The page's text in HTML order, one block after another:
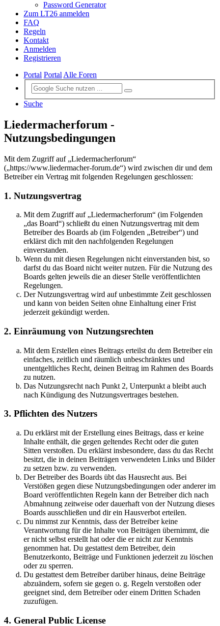
Password Generator
Zum LT26 anmelden
FAQ
Regeln
Kontakt
Anmelden
Registrieren
Portal PortalAlle Foren
Suche
Liedermacherforum -
Nutzungsbedingungen
Mit dem Zugriff auf „Liedermacherforum“
(„https://www.liedermacher-forum.de“) wird zwischen dir und dem
Betreiber ein Vertrag mit folgenden Regelungen geschlossen:
1. Nutzungsvertrag
Mit dem Zugriff auf „Liedermacherforum“ (im Folgenden
„das Board“) schließt du einen Nutzungsvertrag mit dem
Betreiber des Boards ab (im Folgenden „Betreiber“) und
erklärst dich mit den nachfolgenden Regelungen
einverstanden.
Wenn du mit diesen Regelungen nicht einverstanden bist, so
darfst du das Board nicht weiter nutzen. Für die Nutzung des
Boards gelten jeweils die an dieser Stelle veröffentlichten
Regelungen.
Der Nutzungsvertrag wird auf unbestimmte Zeit geschlossen
und kann von beiden Seiten ohne Einhaltung einer Frist
jederzeit gekündigt werden.
2. Einräumung von Nutzungsrechten
Mit dem Erstellen eines Beitrags erteilst du dem Betreiber ein
einfaches, zeitlich und räumlich unbeschränktes und
unentgeltliches Recht, deinen Beitrag im Rahmen des Boards
zu nutzen.
Das Nutzungsrecht nach Punkt 2, Unterpunkt a bleibt auch
nach Kündigung des Nutzungsvertrages bestehen.
3. Pflichten des Nutzers
Du erklärst mit der Erstellung eines Beitrags, dass er keine
Inhalte enthält, die gegen geltendes Recht oder die guten
Sitten verstoßen. Du erklärst insbesondere, dass du das Recht
besitzt, die in deinen Beiträgen verwendeten Links und Bilder
zu setzen bzw. zu verwenden.
Der Betreiber des Boards übt das Hausrecht aus. Bei
Verstößen gegen diese Nutzungsbedingungen oder anderer im
Board veröffentlichten Regeln kann der Betreiber dich nach
Abmahnung zeitweise oder dauerhaft von der Nutzung dieses
Boards ausschließen und dir ein Hausverbot erteilen.
Du nimmst zur Kenntnis, dass der Betreiber keine
Verantwortung für die Inhalte von Beiträgen übernimmt, die
er nicht selbst erstellt hat oder die er nicht zur Kenntnis
genommen hat. Du gestattest dem Betreiber, dein
Benutzerkonto, Beiträge und Funktionen jederzeit zu löschen
oder zu sperren.
Du gestattest dem Betreiber darüber hinaus, deine Beiträge
abzuändern, sofern sie gegen o. g. Regeln verstoßen oder
geeignet sind, dem Betreiber oder einem Dritten Schaden
zuzufügen.
4. General Public License